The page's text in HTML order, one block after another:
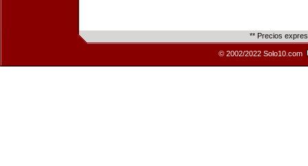
** Precios
© 2002/2022 Solo10.com